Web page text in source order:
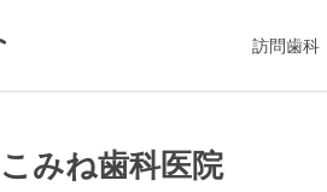
訪問歯科
みね歯科医院